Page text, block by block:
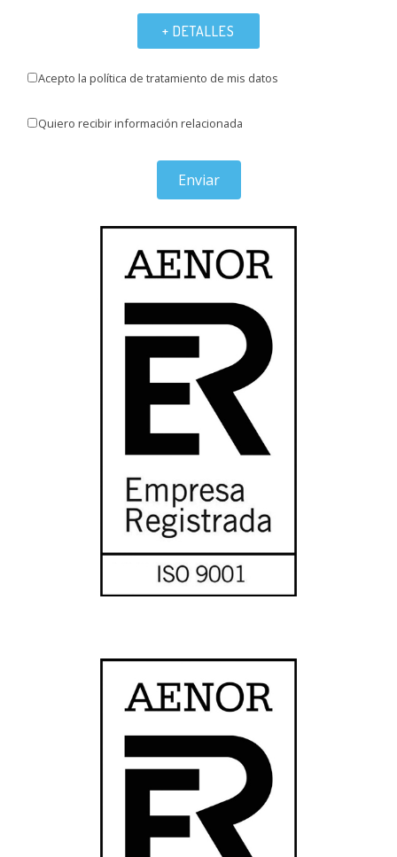
+ DETALLES
Acepto la política de tratamiento de mis datos
Quiero recibir información relacionada
Enviar